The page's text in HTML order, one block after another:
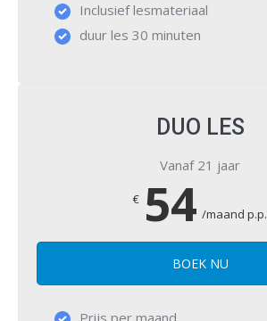
Inclusief lesmateriaal
duur les 30 minuten
DUO LES
Vanaf 21 jaar
€ 54 /maand p.p.
BOEK NU
Prijs per maand